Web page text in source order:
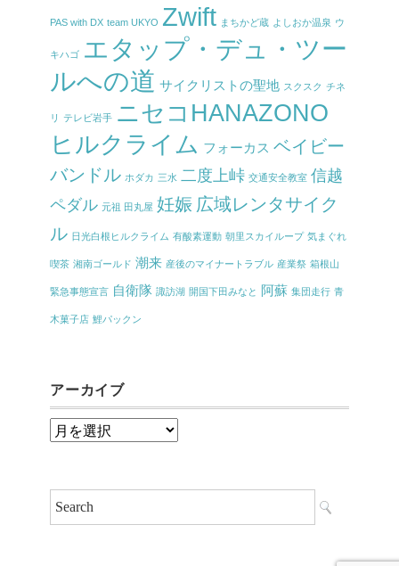
PAS with DX team UKYO Zwift まちかど蔵 よしおか温泉 ウ
キハゴ エタップ・デュ・ツー
ルへの道 サイクリストの聖地 スクスク チネ
リ テレビ岩手 ニセコHANAZONO
ヒルクライム フォーカス ベイビー
バンドル ホダカ 三水 二度上峠 交通安全教室 信越
ペダル 元祖 田丸屋 妊娠 広域レンタサイク
ル 日光白根ヒルクライム 有酸素運動 朝里スカイループ 気まぐれ
喫茶 湘南ゴールド 潮来 産後のマイナートラブル 産業祭 箱根山
緊急事態宣言 自衛隊 諏訪湖 開国下田みなと 阿蘇 集団走行 青
木菓子店 鯉パックン
アーカイブ
ア
イ